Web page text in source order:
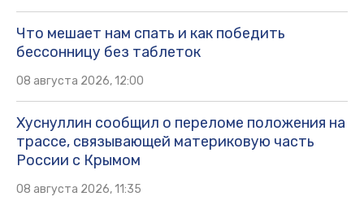
Что мешает нам спать и как победить
бессонницу без таблеток
08 августа 2026, 12:00
Хуснуллин сообщил о переломе положения на
трассе, связывающей материковую часть
России с Крымом
08 августа 2026, 11:35